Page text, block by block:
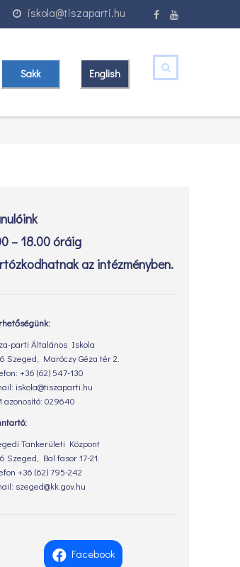
iskola@tiszaparti.hu
Sakk English
– 18.00 óráig
az intézményben.
parti Általános Iskola
Szeged, Maróczy Géza tér 2.
+36 (62) 547-130
iskola@tiszaparti.hu
azonosító: 029640
Tankerületi Központ
Szeged, Bal fasor 17-21.
+36 (62) 795-242
szeged@kk.gov.hu
Facebook